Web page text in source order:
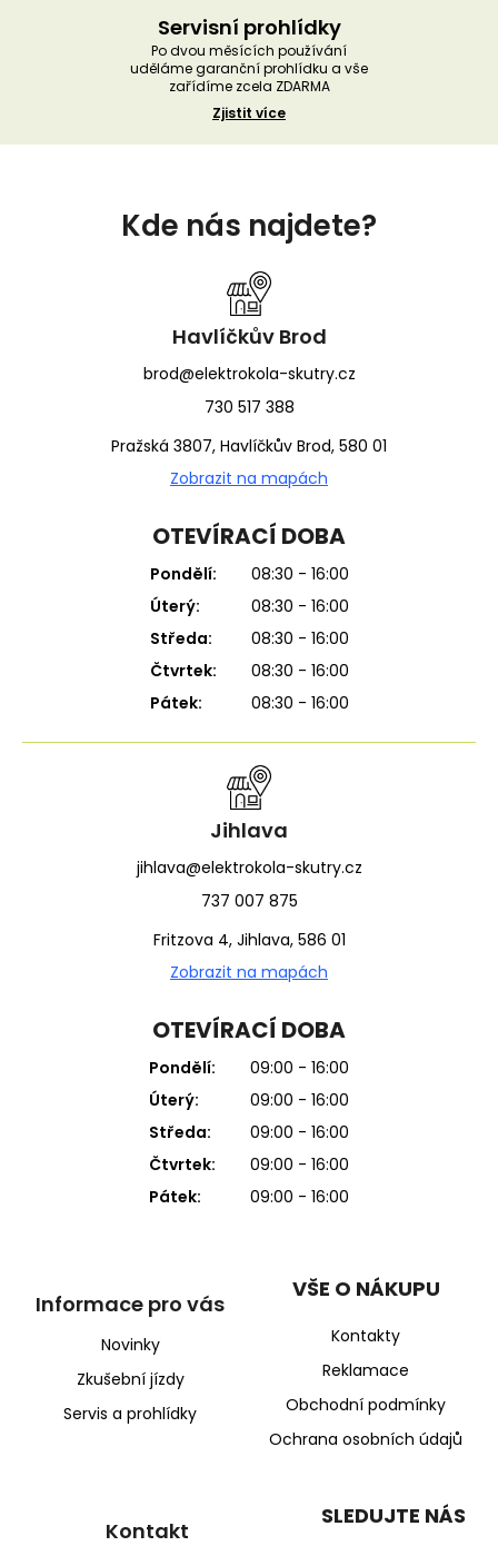
Servisní prohlídky
Po dvou měsících používání
uděláme garanční prohlídku a vše
zařídíme zcela ZDARMA
Zjistit více
Kde nás najdete?
Havlíčkův Brod
brod@elektrokola-skutry.cz
730 517 388
Pražská 3807, Havlíčkův Brod, 580 01
Zobrazit na mapách
OTEVÍRACÍ DOBA
Pondělí:
08:30 - 16:00
Úterý:
08:30 - 16:00
Středa:
08:30 - 16:00
Čtvrtek:
08:30 - 16:00
Pátek:
08:30 - 16:00
Jihlava
jihlava@elektrokola-skutry.cz
737 007 875
Fritzova 4, Jihlava, 586 01
Zobrazit na mapách
OTEVÍRACÍ DOBA
Pondělí:
09:00 - 16:00
Úterý:
09:00 - 16:00
Středa:
09:00 - 16:00
Čtvrtek:
09:00 - 16:00
Pátek:
09:00 - 16:00
Informace pro vás
Novinky
Zkušební jízdy
Servis a prohlídky
VŠE O NÁKUPU
Kontakty
Reklamace
Obchodní podmínky
Ochrana osobních údajů
Kontakt
SLEDUJTE NÁS